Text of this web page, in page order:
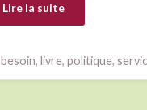
Lire la suite
besoin, livre, politique,